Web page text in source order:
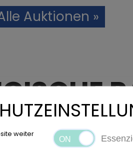
Auktionen »
MIT:
weiter